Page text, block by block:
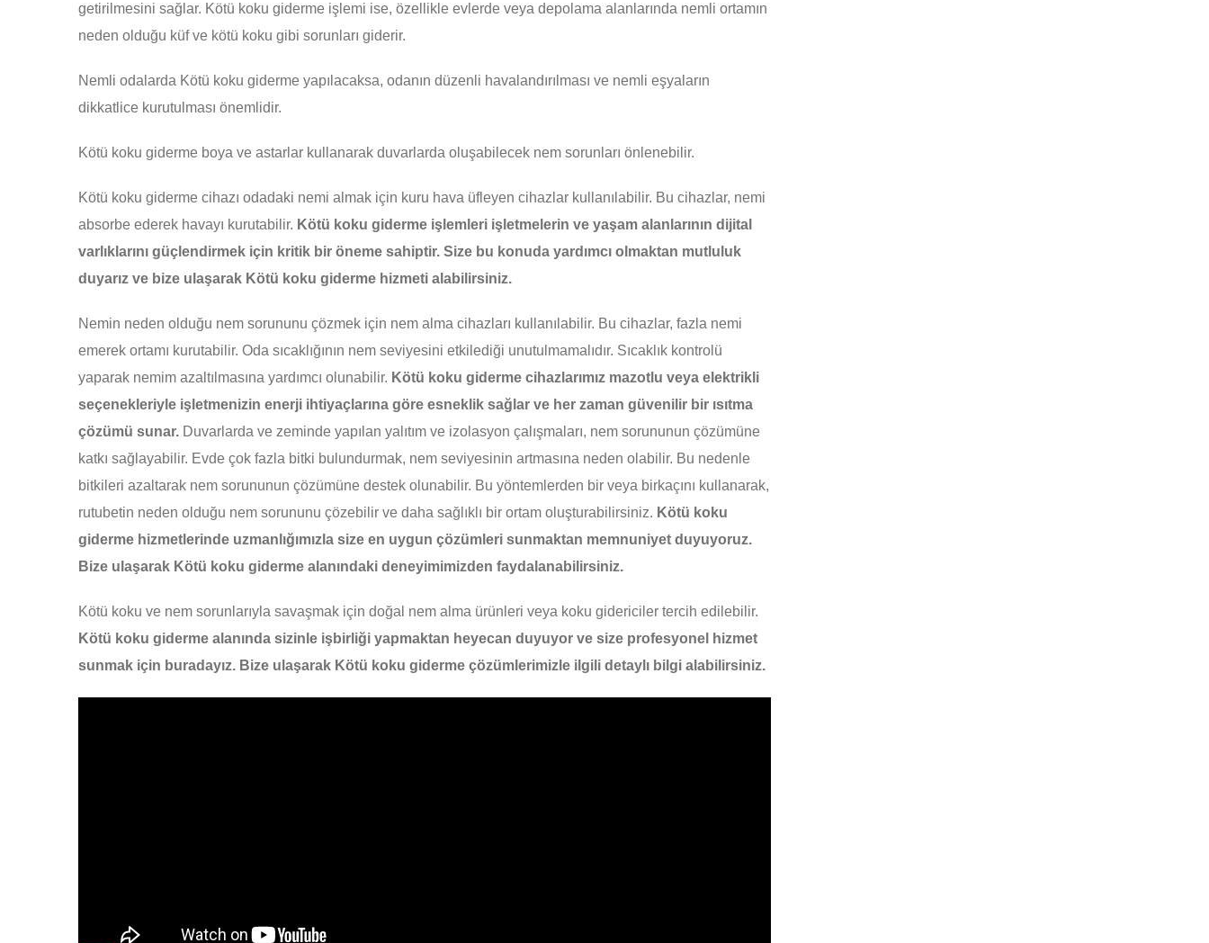
getirilmesini sağlar. Kötü koku giderme işlemi ise, özellikle evlerde veya depolama alanlarında nemli ortamın
neden olduğu küf ve kötü koku gibi sorunları giderir.
Nemli odalarda Kötü koku giderme yapılacaksa, odanın düzenli havalandırılması ve nemli eşyaların
dikkatlice kurutulması önemlidir.
Kötü koku giderme boya ve astarlar kullanarak duvarlarda oluşabilecek nem sorunları önlenebilir.
Kötü koku giderme cihazı odadaki nemi almak için kuru hava üfleyen cihazlar kullanılabilir. Bu cihazlar, nemi
absorbe ederek havayı kurutabilir. Kötü koku giderme işlemleri işletmelerin ve yaşam alanlarının dijital
varlıklarını güçlendirmek için kritik bir öneme sahiptir. Size bu konuda yardımcı olmaktan mutluluk
duyarız ve bize ulaşarak Kötü koku giderme hizmeti alabilirsiniz.
Nemin neden olduğu nem sorununu çözmek için nem alma cihazları kullanılabilir. Bu cihazlar, fazla nemi
emerek ortamı kurutabilir. Oda sıcaklığının nem seviyesini etkilediği unutulmamalıdır. Sıcaklık kontrolü
yaparak nemim azaltılmasına yardımcı olunabilir. Kötü koku giderme cihazlarımız mazotlu veya elektrikli
seçenekleriyle işletmenizin enerji ihtiyaçlarına göre esneklik sağlar ve her zaman güvenilir bir ısıtma
çözümü sunar. Duvarlarda ve zeminde yapılan yalıtım ve izolasyon çalışmaları, nem sorununun çözümüne
katkı sağlayabilir. Evde çok fazla bitki bulundurmak, nem seviyesinin artmasına neden olabilir. Bu nedenle
bitkileri azaltarak nem sorununun çözümüne destek olunabilir. Bu yöntemlerden bir veya birkaçını kullanarak,
rutubetin neden olduğu nem sorununu çözebilir ve daha sağlıklı bir ortam oluşturabilirsiniz. Kötü koku
giderme hizmetlerinde uzmanlığımızla size en uygun çözümleri sunmaktan memnuniyet duyuyoruz.
Bize ulaşarak Kötü koku giderme alanındaki deneyimimizden faydalanabilirsiniz.
Kötü koku ve nem sorunlarıyla savaşmak için doğal nem alma ürünleri veya koku gidericiler tercih edilebilir.
Kötü koku giderme alanında sizinle işbirliği yapmaktan heyecan duyuyor ve size profesyonel hizmet
sunmak için buradayız. Bize ulaşarak Kötü koku giderme çözümlerimizle ilgili detaylı bilgi alabilirsiniz.